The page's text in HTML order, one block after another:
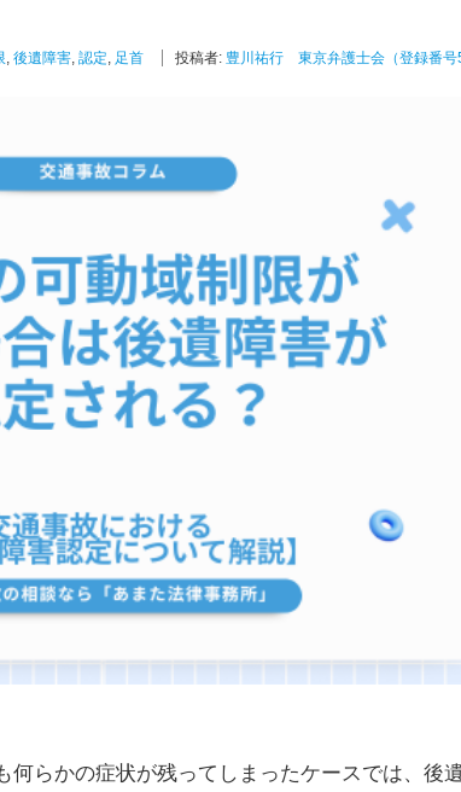
, 後遺障害, 認定, 足首 投稿者: 豊川祐行 東京弁護士会（登録番号
らかの症状が残ってしまったケースでは、後